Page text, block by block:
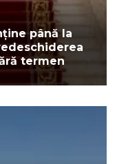
până la
termen